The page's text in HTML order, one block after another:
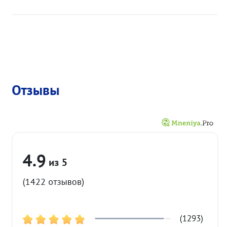
Отзывы
4.9
(1422 отзывов)
(1293)